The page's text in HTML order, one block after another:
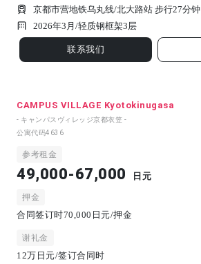
京都市营地铁乌丸线/北大路站 步行27分钟
2026年3月/轻质钢框架3 层
联系我们
CAMPUS VILLAGE Kyotokinugasa
- キャンパスヴィレッジ京都衣笠 -
公寓代码4636
参考租金
49,000-67,000 日元
押金
合同签订时70,000日元/押金
谢礼金
12万日元/签订合同时